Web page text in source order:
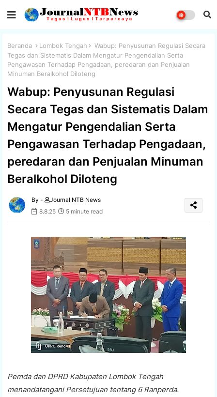
Beranda Lombok Tengah
Wabup: Penyusunan Regulasi Secara
Tegas dan Sistematis Dalam Mengatur Pengendalian Serta
Pengawasan Terhadap Pengadaan, peredaran dan Penjualan
Minuman Beralkohol Diloteng
Wabup: Penyusunan Regulasi
Secara Tegas dan Sistematis Dalam
Mengatur Pengendalian Serta
Pengawasan Terhadap Pengadaan,
peredaran dan Penjualan Minuman
Beralkohol Diloteng
By -
Journal NTB News
8.8.25
5 minute read
Pemda dan DPRD Kabupaten Lombok Tengah
menandatangani Persetujuan tentang 6 Ranperda.